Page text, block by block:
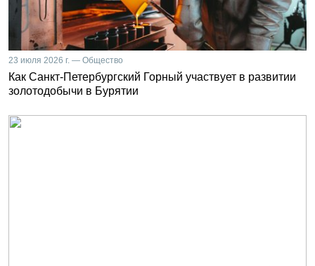
23 июля 2026 г. — Общество
Как Санкт-Петербургский Горный участвует в развитии
золотодобычи в Бурятии